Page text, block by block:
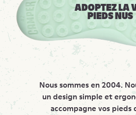
ADOPTEZ LA
PIEDS NUS
Nous sommes en 2004.
un design simple et
accompagne vos pieds